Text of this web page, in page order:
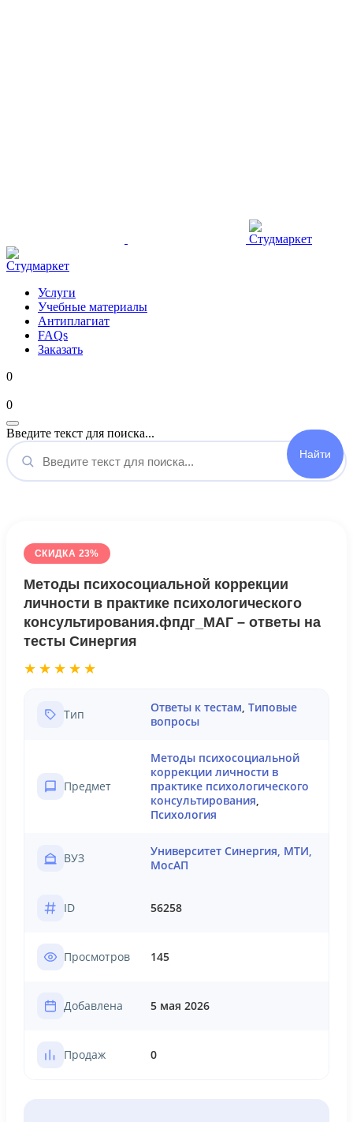
Услуги
Учебные материалы
Антиплагиат
FAQs
Заказать
0
0
Введите текст для поиска...
СКИДКА 23%
Методы психосоциальной коррекции
личности в практике психологического
консультирования.фпдг_МАГ – ответы на
тесты Синергия
★★★★★
Тип Ответы к тестам, Типовые
вопросы
Предмет
Методы психосоциальной
коррекции личности в
практике психологического
консультирования,
Психология
ВУЗ
Университет Синергия, МТИ,
МосАП
ID 56258
Просмотров 145
Добавлена 5 мая 2026
Продаж 0